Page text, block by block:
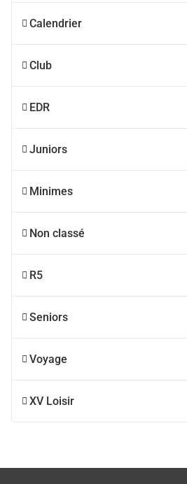
Calendrier
Club
EDR
Juniors
Minimes
Non classé
R5
Seniors
Voyage
XV Loisir